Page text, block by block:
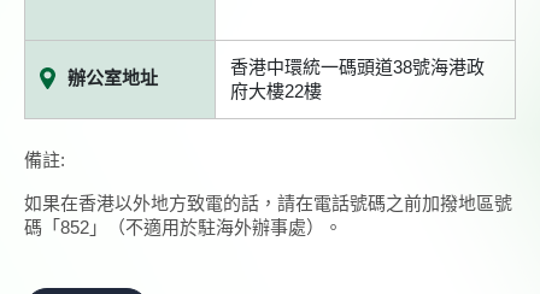
辦公室地址
香港中環統一碼頭道38號海港政
府大樓22樓
備註:
如果在香港以外地方致電的話，請在電話號碼之前加撥地區號
碼「852」（不適用於駐海外辦事處）。